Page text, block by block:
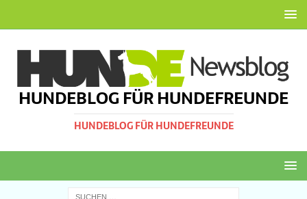
HUNDEBLOG FÜR HUNDEFREUNDE
HUNDEBLOG FÜR HUNDEFREUNDE